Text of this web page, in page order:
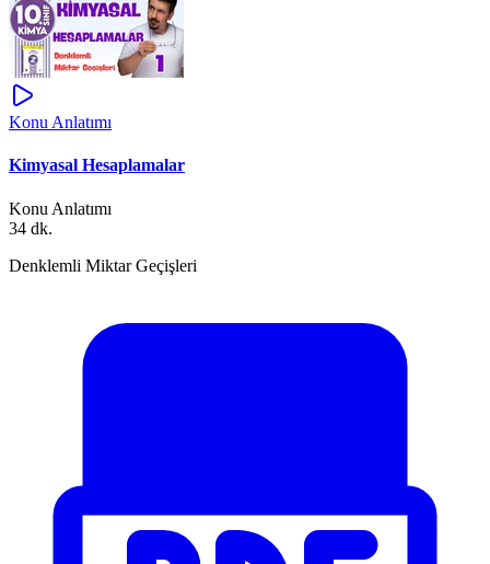
Konu Anlatımı
Kimyasal Hesaplamalar
Konu Anlatımı
34 dk.
Denklemli Miktar Geçişleri